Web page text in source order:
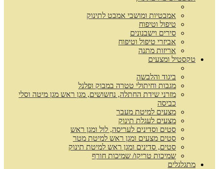
אמבטיות ומושבי אמבט לתינוק
טיפול וטיפוח
סירים וישבנונים
אביזרי טיפול וטיפוח
אריזות מתנה
טקסטיל ומצעים
ביגוד והלבשה
מגבות וחיתולי טטרה במבוק ופלנל
מזרני שידת החתלה, נחשושים, מגן ראש מגן מיטה וסלי
כביסה
מצעים למיטת מעבר
מצעים לעגלת תינוק
סטים וסדינים לעריסה, לול ומגן ראש
סטים מצעים ומגן ראש למיטת מטר
סטים, סדינים ומגן ראש למיטת תינוק
שמיכות טריקו/ שמיכות חורף
מתגלגלים